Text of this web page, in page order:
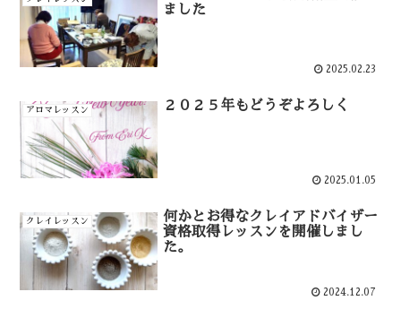
ました
2025.02.23
アロマレッスン ２０２５年もどうぞよろしく
2025.01.05
クレイレッスン
何かとお得なクレイアドバイザー
資格取得レッスンを開催しまし
た。
2024.12.07